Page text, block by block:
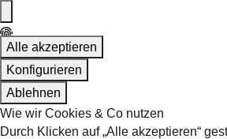
Alle akzeptieren
Konfigurieren
Ablehnen
Wie wir Cookies & Co nutzen
Durch Klicken auf „Alle akzeptieren“